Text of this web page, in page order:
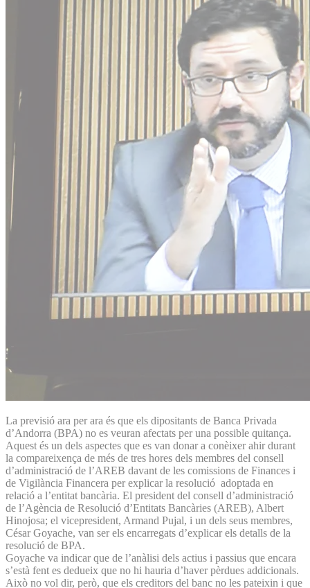
La previsió ara per ara és que els dipositants de Banca Privada
d’Andorra (BPA) no es veuran afectats per una possible quitança.
Aquest és un dels aspectes que es van donar a conèixer ahir durant
la compareixença de més de tres hores dels membres del consell
d’administració de l’AREB davant de les comissions de Finances i
de Vigilància Financera per explicar la resolució adoptada en
relació a l’entitat bancària. El president del consell d’administració
de l’Agència de Resolució d’Entitats Bancàries (AREB), Albert
Hinojosa; el vicepresident, Armand Pujal, i un dels seus membres,
César Goyache, van ser els encarregats d’explicar els detalls de la
resolució de BPA.
Goyache va indicar que de l’anàlisi dels actius i passius que encara
s’està fent es dedueix que no hi hauria d’haver pèrdues addicionals.
Això no vol dir, però, que els creditors del banc no les pateixin i que